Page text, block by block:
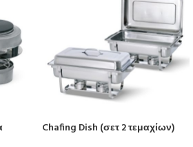
Chafing Dish (σετ 2 τεμαχίων)